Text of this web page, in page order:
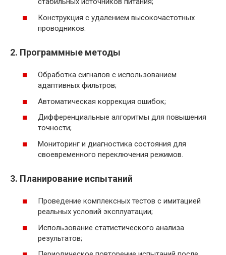
Конструкция с удалением высокочастотных
проводников.
2. Программные методы
Обработка сигналов с использованием
адаптивных фильтров;
Автоматическая коррекция ошибок;
Дифференциальные алгоритмы для повышения
точности;
Мониторинг и диагностика состояния для
своевременного переключения режимов.
3. Планирование испытаний
Проведение комплексных тестов с имитацией
реальных условий эксплуатации;
Использование статистического анализа
результатов;